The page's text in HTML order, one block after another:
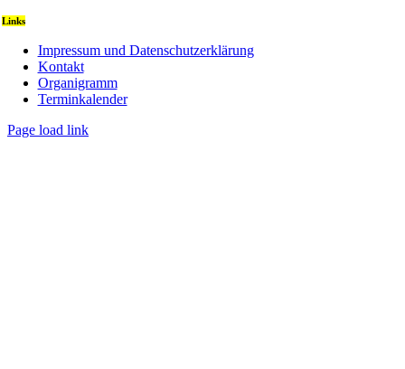
Links
Impressum und Datenschutzerklärung
Kontakt
Organigramm
Terminkalender
Page load link